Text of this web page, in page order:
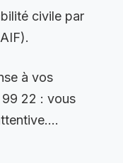
civile par
à vos
22 : vous